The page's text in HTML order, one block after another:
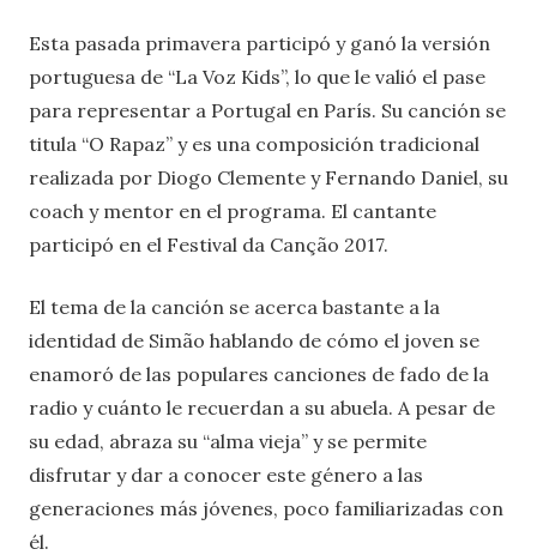
Esta pasada primavera participó y ganó la versión
portuguesa de “La Voz Kids”, lo que le valió el pase
para representar a Portugal en París. Su canción se
titula “O Rapaz” y es una composición tradicional
realizada por Diogo Clemente y Fernando Daniel, su
coach y mentor en el programa. El cantante
participó en el Festival da Canção 2017.
El tema de la canción se acerca bastante a la
identidad de Simão hablando de cómo el joven se
enamoró de las populares canciones de fado de la
radio y cuánto le recuerdan a su abuela. A pesar de
su edad, abraza su “alma vieja” y se permite
disfrutar y dar a conocer este género a las
generaciones más jóvenes, poco familiarizadas con
él.